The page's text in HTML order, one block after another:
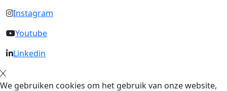
Instagram
Youtube
Linkedin
We gebruiken cookies om het gebruik van onze website,